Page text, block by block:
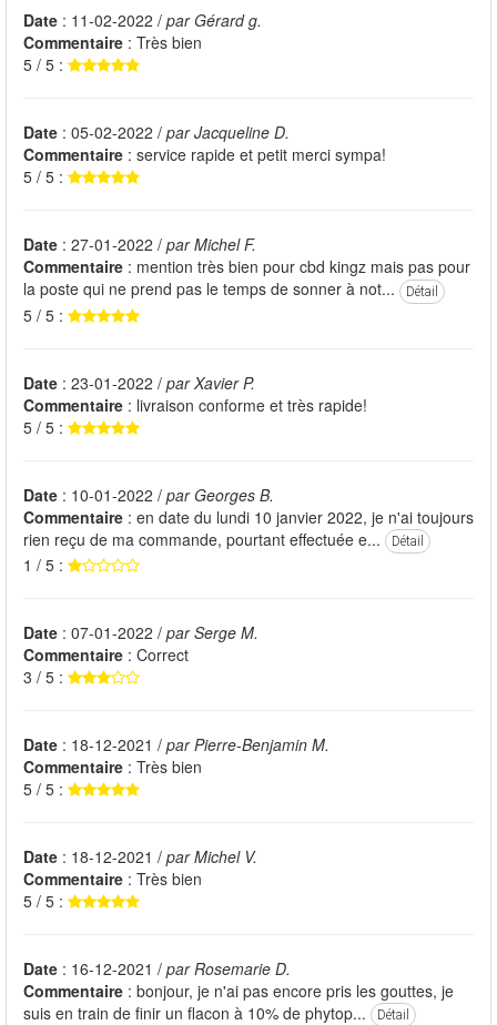
Date : 11-02-2022 / par Gérard g.
Commentaire : Très bien
5 / 5 :
Date : 05-02-2022 / par Jacqueline D.
Commentaire : service rapide et petit merci sympa!
5 / 5 :
Date : 27-01-2022 / par Michel F.
Commentaire : mention très bien pour cbd kingz mais pas pour
la poste qui ne prend pas le temps de sonner à not...
Détail
5 / 5 :
Date : 23-01-2022 / par Xavier P.
Commentaire : livraison conforme et très rapide!
5 / 5 :
Date : 10-01-2022 / par Georges B.
Commentaire : en date du lundi 10 janvier 2022, je n'ai toujours
rien reçu de ma commande, pourtant effectuée e...
Détail
1 / 5 :
Date : 07-01-2022 / par Serge M.
Commentaire : Correct
3 / 5 :
Date : 18-12-2021 / par Pierre-Benjamin M.
Commentaire : Très bien
5 / 5 :
Date : 18-12-2021 / par Michel V.
Commentaire : Très bien
5 / 5 :
Date : 16-12-2021 / par Rosemarie D.
Commentaire : bonjour, je n'ai pas encore pris les gouttes, je
suis en train de finir un flacon à 10% de phytop...
Détail